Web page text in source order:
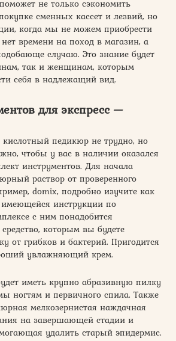
не только сэкономить
сменных кассет и лезвий, но
когда мы не можем приобрести
времени на поход в магазин, а
случаю. Это знание будет
так и женщинам, которым
себя в надлежащий вид.
для экспресс —
кислотный педикюр не трудно, но
чтобы у вас в наличии оказался
инструментов. Для начала
раствор от проверенного
domix, подробно изучите как
инструкции по
с ним понадобится
которым вы будете
от грибков и бактерий. Пригодится
увлажняющий крем.
иметь крупно абразивную пилку
ногтям и первичного спила. Также
мелкозернистая наждачная
на завершающей стадии и
удалить старый эпидермис.